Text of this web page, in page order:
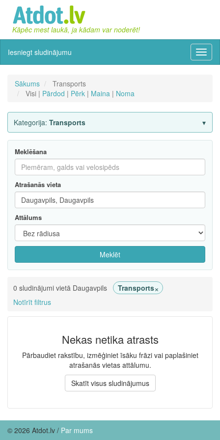
Kāpēc mest laukā, ja kādam var noderēt!
Iesniegt sludinājumu
Sākums
Transports
Visi | Pārdod | Pērk | Maina | Noma
Kategorija: Transports
Meklēšana
Atrašanās vieta
Attālums
Meklēt
0 sludinājumi vietā Daugavpils Transports×
Notīrīt filtrus
Nekas netika atrasts
Pārbaudiet rakstību, izmēģiniet īsāku frāzi vai paplašiniet
atrašanās vietas attālumu.
Skatīt visus sludinājumus
© 2026 Atdot.lv / Par mums